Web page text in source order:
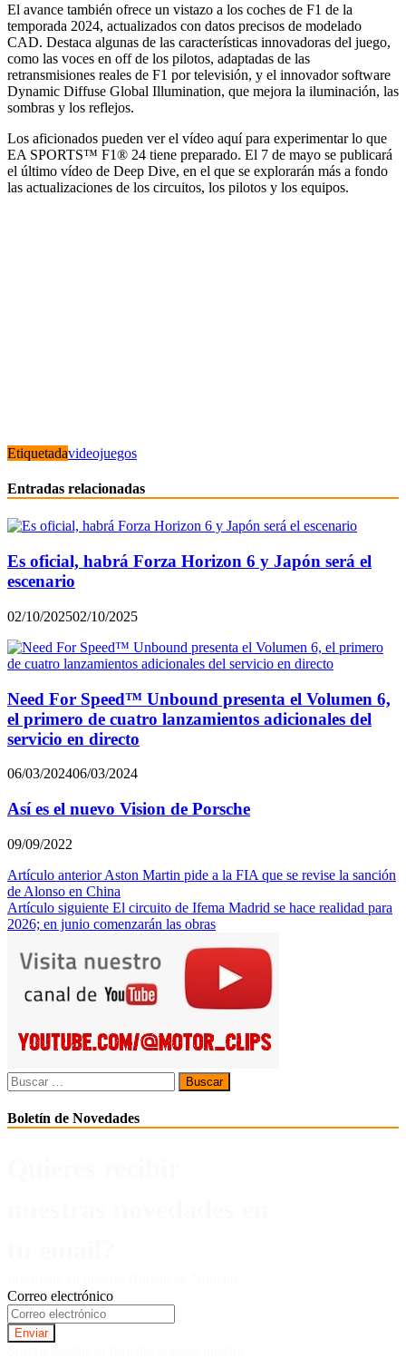
El avance también ofrece un vistazo a los coches de F1 de la
temporada 2024, actualizados con datos precisos de modelado
CAD. Destaca algunas de las características innovadoras del juego,
como las voces en off de los pilotos, adaptadas de las
retransmisiones reales de F1 por televisión, y el innovador software
Dynamic Diffuse Global Illumination, que mejora la iluminación, las
sombras y los reflejos.
Los aficionados pueden ver el vídeo aquí para experimentar lo que
EA SPORTS™ F1® 24 tiene preparado. El 7 de mayo se publicará
el último vídeo de Deep Dive, en el que se explorarán más a fondo
las actualizaciones de los circuitos, los pilotos y los equipos.
Etiquetadavideojuegos
Entradas relacionadas
Es oficial, habrá Forza Horizon 6 y Japón será el
escenario
02/10/202502/10/2025
Need For Speed™ Unbound presenta el Volumen 6,
el primero de cuatro lanzamientos adicionales del
servicio en directo
06/03/202406/03/2024
Así es el nuevo Vision de Porsche
09/09/2022
Navegación
de
entradas
Artículo anterior Aston Martin pide a la FIA que se revise la sanción
de Alonso en China
Artículo siguiente El circuito de Ifema Madrid se hace realidad para
2026; en junio comenzarán las obras
Buscar:
Boletín de Novedades
Correo electrónico